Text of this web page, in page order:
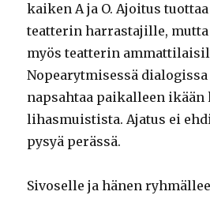
kaiken A ja O. Ajoitus
teatterin harrastajille, mutta
myös teatterin
Nopearytmisessä
napsahtaa paikalleen ikään
lihasmuistista. Ajatus ei
pysyä perässä.
Sivoselle ja hänen